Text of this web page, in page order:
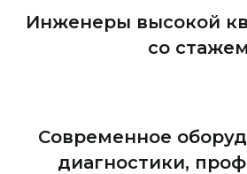
Инженеры высокой
со стажем
Современное
диагностики,